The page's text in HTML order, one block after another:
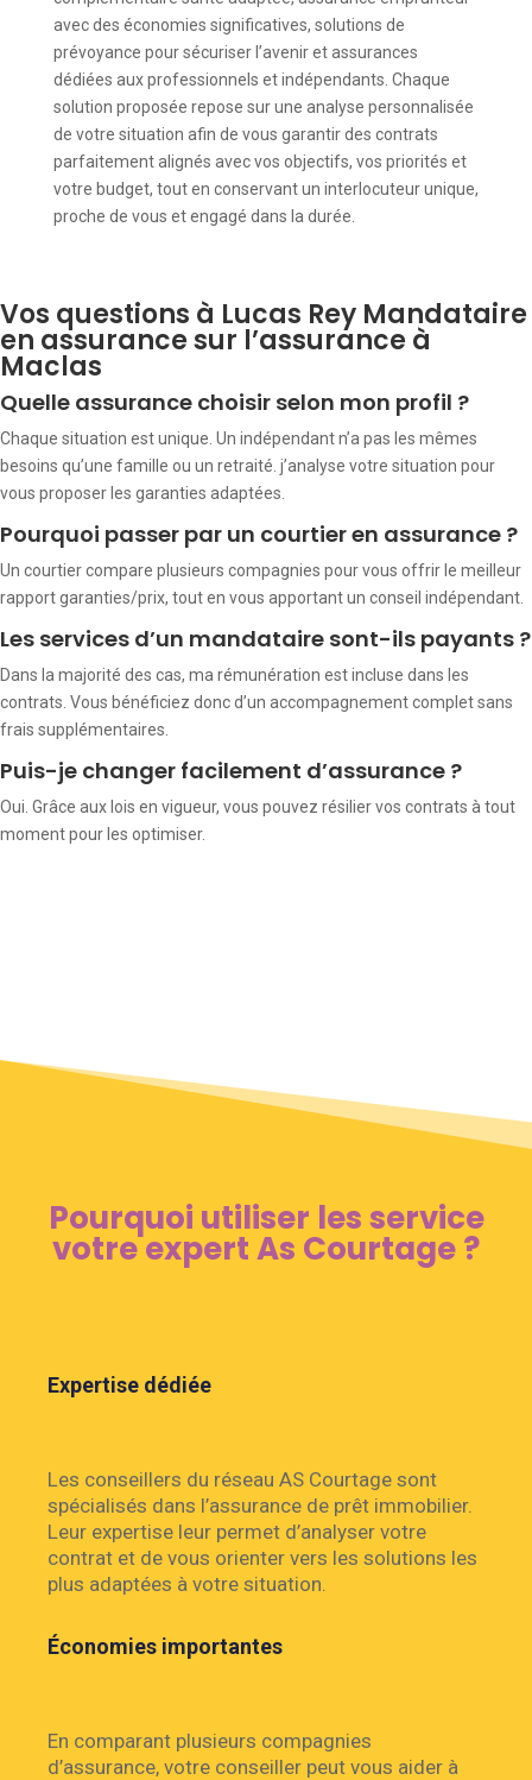
avec des économies significatives, solutions de
prévoyance pour sécuriser l’avenir et assurances
dédiées aux professionnels et indépendants. Chaque
solution proposée repose sur une analyse personnalisée
de votre situation afin de vous garantir des contrats
parfaitement alignés avec vos objectifs, vos priorités et
votre budget, tout en conservant un interlocuteur unique,
proche de vous et engagé dans la durée.
Vos questions à Lucas Rey Mandataire
en assurance sur l’assurance à
Maclas
Quelle assurance choisir selon mon profil ?
Chaque situation est unique. Un indépendant n’a pas les mêmes
besoins qu’une famille ou un retraité. j’analyse votre situation pour
vous proposer les garanties adaptées.
Pourquoi passer par un courtier en assurance ?
Un courtier compare plusieurs compagnies pour vous offrir le meilleur
rapport garanties/prix, tout en vous apportant un conseil indépendant.
Les services d’un mandataire sont-ils payants ?
Dans la majorité des cas, ma rémunération est incluse dans les
contrats. Vous bénéficiez donc d’un accompagnement complet sans
frais supplémentaires.
Puis-je changer facilement d’assurance ?
Oui. Grâce aux lois en vigueur, vous pouvez résilier vos contrats à tout
moment pour les optimiser.
Pourquoi utiliser les service
votre expert As Courtage ?
Expertise dédiée
Les conseillers du réseau AS Courtage sont
spécialisés dans l’assurance de prêt immobilier.
Leur expertise leur permet d’analyser votre
contrat et de vous orienter vers les solutions les
plus adaptées à votre situation.
Économies importantes
En comparant plusieurs compagnies
d’assurance, votre conseiller peut vous aider à